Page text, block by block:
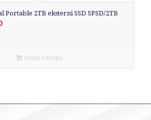
Portable 2TB eksterni SSD SPSD/2TB
Dodaj u korpu